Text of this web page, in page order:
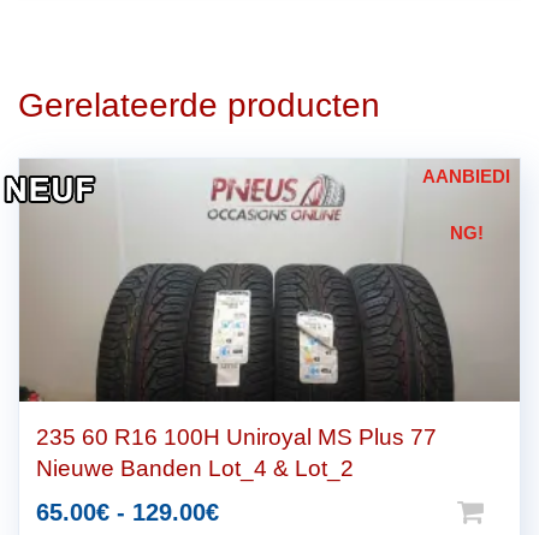
Gerelateerde producten
AANBIEDI
NG!
235 60 R16 100H Uniroyal MS Plus 77
Nieuwe Banden Lot_4 & Lot_2
Dit65.00€ - 129.00€Prijsklasse: